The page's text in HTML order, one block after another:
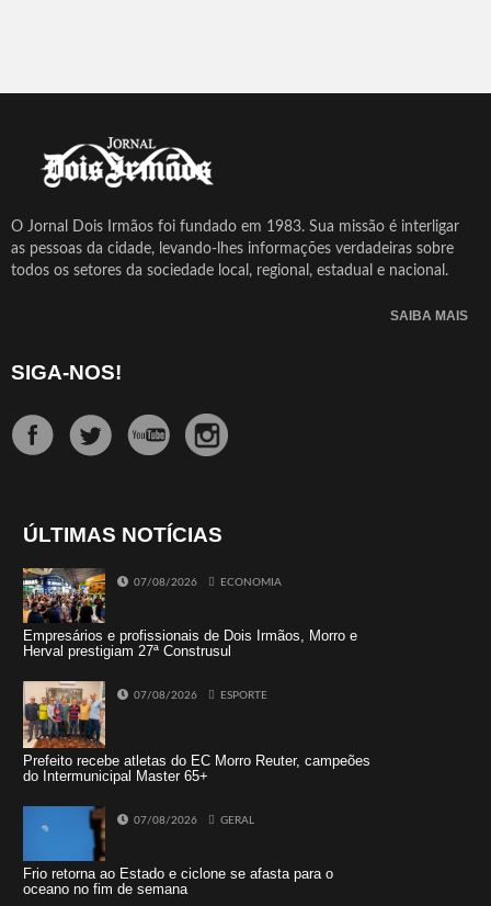
O Jornal Dois Irmãos foi fundado em 1983. Sua missão é interligar
as pessoas da cidade, levando-lhes informações verdadeiras sobre
todos os setores da sociedade local, regional, estadual e nacional.
SAIBA MAIS
SIGA-NOS!
ÚLTIMAS NOTÍCIAS
07/08/2026 ECONOMIA
Empresários e profissionais de Dois Irmãos, Morro e
Herval prestigiam 27ª Construsul
07/08/2026 ESPORTE
Prefeito recebe atletas do EC Morro Reuter, campeões
do Intermunicipal Master 65+
07/08/2026 GERAL
Frio retorna ao Estado e ciclone se afasta para o
oceano no fim de semana